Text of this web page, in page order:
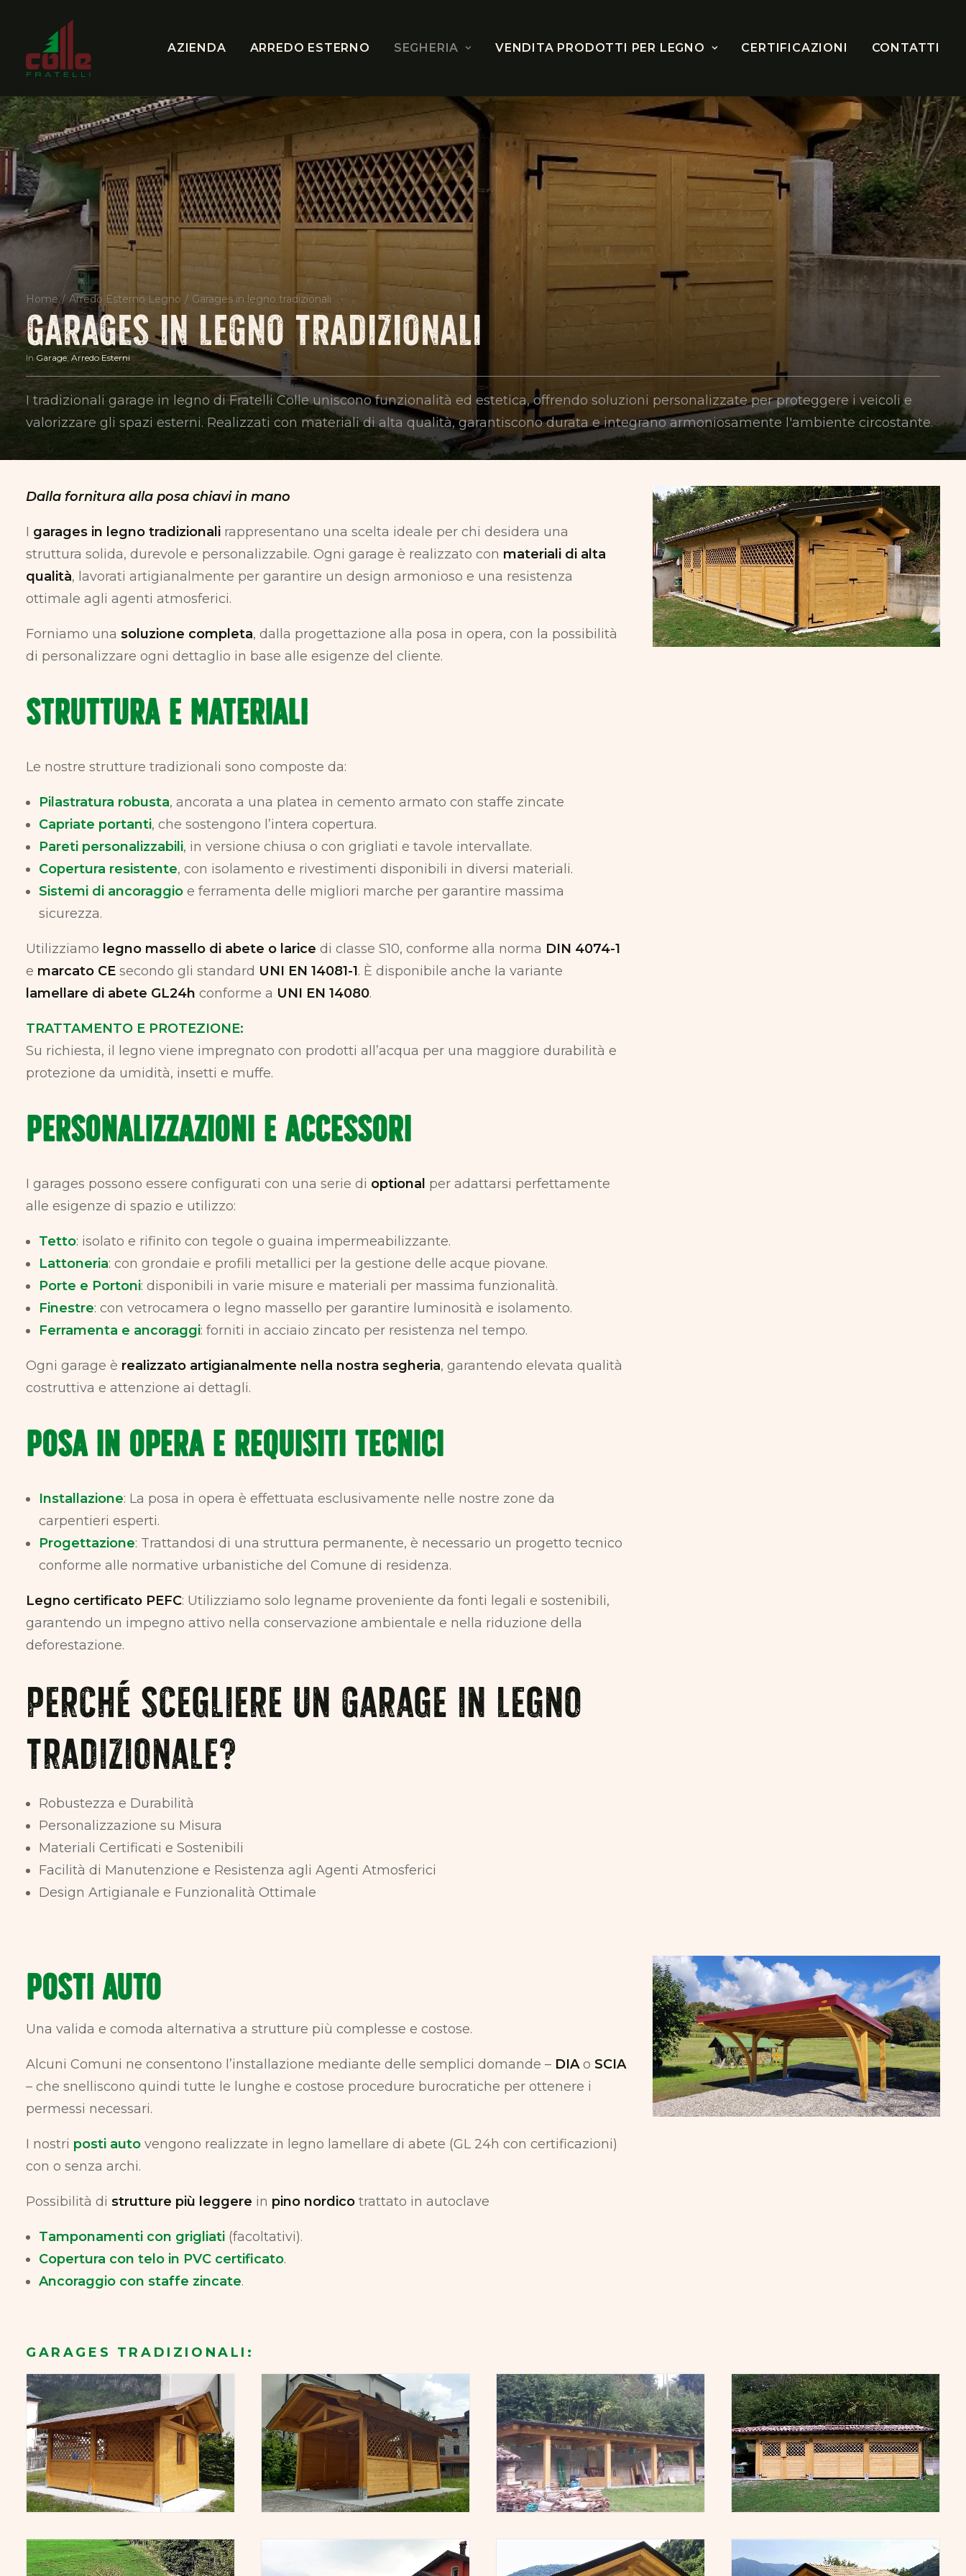
AZIENDA ARREDO ESTERNO SEGHERIA VENDITA PRODOTTI PER LEGNO CERTIFICAZIONI CONTATTI
Home Arredo Esterno Legno Garages in legno tradizionali
GARAGES IN LEGNO TRADIZIONALI
In Garage, Arredo Esterni
I tradizionali garage in legno di Fratelli Colle uniscono funzionalità ed estetica, offrendo soluzioni personalizzate per proteggere i veicoli e
valorizzare gli spazi esterni. Realizzati con materiali di alta qualità, garantiscono durata e integrano armoniosamente l'ambiente circostante.
Dalla fornitura alla posa chiavi in mano
I garages in legno tradizionali rappresentano una scelta ideale per chi desidera una
struttura solida, durevole e personalizzabile. Ogni garage è realizzato con materiali di alta
qualità, lavorati artigianalmente per garantire un design armonioso e una resistenza
ottimale agli agenti atmosferici.
Forniamo una soluzione completa, dalla progettazione alla posa in opera, con la possibilità
di personalizzare ogni dettaglio in base alle esigenze del cliente.
STRUTTURA E MATERIALI
Le nostre strutture tradizionali sono composte da:
Pilastratura robusta, ancorata a una platea in cemento armato con staffe zincate
Capriate portanti, che sostengono l’intera copertura.
Pareti personalizzabili, in versione chiusa o con grigliati e tavole intervallate.
Copertura resistente, con isolamento e rivestimenti disponibili in diversi materiali.
Sistemi di ancoraggio e ferramenta delle migliori marche per garantire massima
sicurezza.
Utilizziamo legno massello di abete o larice di classe S10, conforme alla norma DIN 4074-1
e marcato CE secondo gli standard UNI EN 14081-1. È disponibile anche la variante
lamellare di abete GL24h conforme a UNI EN 14080.
TRATTAMENTO E PROTEZIONE:
Su richiesta, il legno viene impregnato con prodotti all’acqua per una maggiore durabilità e
protezione da umidità, insetti e muffe.
Personalizzazioni e Accessori
I garages possono essere configurati con una serie di optional per adattarsi perfettamente
alle esigenze di spazio e utilizzo:
Tetto: isolato e rifinito con tegole o guaina impermeabilizzante.
Lattoneria: con grondaie e profili metallici per la gestione delle acque piovane.
Porte e Portoni: disponibili in varie misure e materiali per massima funzionalità.
Finestre: con vetrocamera o legno massello per garantire luminosità e isolamento.
Ferramenta e ancoraggi: forniti in acciaio zincato per resistenza nel tempo.
Ogni garage è realizzato artigianalmente nella nostra segheria, garantendo elevata qualità
costruttiva e attenzione ai dettagli.
Posa in Opera e Requisiti Tecnici
Installazione: La posa in opera è effettuata esclusivamente nelle nostre zone da
carpentieri esperti.
Progettazione: Trattandosi di una struttura permanente, è necessario un progetto tecnico
conforme alle normative urbanistiche del Comune di residenza.
Legno certificato PEFC: Utilizziamo solo legname proveniente da fonti legali e sostenibili,
garantendo un impegno attivo nella conservazione ambientale e nella riduzione della
deforestazione.
Perché Scegliere un Garage in Legno
Tradizionale?
Robustezza e Durabilità
Personalizzazione su Misura
Materiali Certificati e Sostenibili
Facilità di Manutenzione e Resistenza agli Agenti Atmosferici
Design Artigianale e Funzionalità Ottimale
POSTI AUTO
Una valida e comoda alternativa a strutture più complesse e costose.
Alcuni Comuni ne consentono l’installazione mediante delle semplici domande – DIAo SCIA
– che snelliscono quindi tutte le lunghe e costose procedure burocratiche per ottenere i
permessi necessari.
I nostri posti auto vengono realizzate in legno lamellare di abete (GL 24h con certificazioni)
con o senza archi.
Possibilità di strutture più leggere in pino nordico trattato in autoclave
Tamponamenti con grigliati (facoltativi).
Copertura con telo in PVC certificato.
Ancoraggio con staffe zincate.
GARAGES TRADIZIONALI: